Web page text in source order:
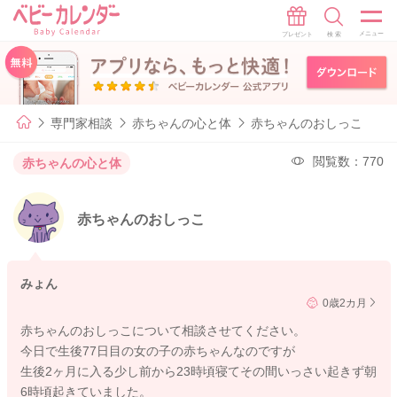
専門家相談 赤ちゃんの心と体 赤ちゃんのおしっこ
赤ちゃんの心と体 閲覧数：770
赤ちゃんのおしっこ
みょん
0歳2カ月
赤ちゃんのおしっこについて相談させてください。
今日で生後77日目の女の子の赤ちゃんなのですが
生後2ヶ月に入る少し前から23時頃寝てその間いっさい起きず朝
6時頃起きていました。